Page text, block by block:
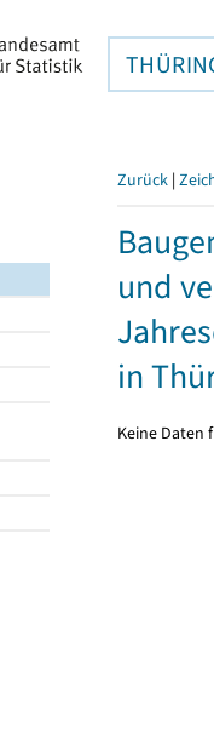
Zurück |
und
in
Keine Daten